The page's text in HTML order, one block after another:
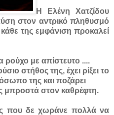
Η Ελένη Χατζίδου
στον αντρικό πληθυσμό
της εμφάνιση προκαλεί
ρούχο με απίστευτο ....
στήθoς της, έχει ρίξει το
της και ποζάρει
μπροστά στον καθρέφτη.
που δε χωράνε πολλά να